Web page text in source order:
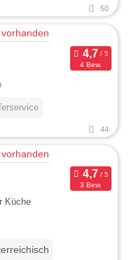
50
4 Bew.
44
3 Bew.
Küche